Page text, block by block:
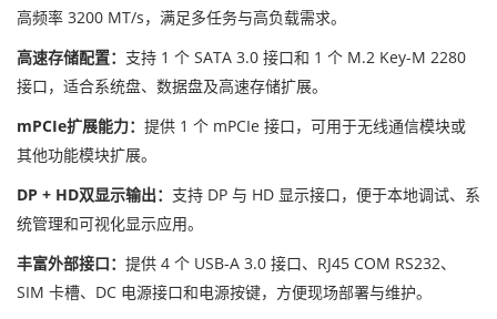
高频率 3200 MT/s，满足多任务与高负载需求。
高速存储配置： 支持 1 个 SATA 3.0 接口和 1 个 M.2 Key-M 2280
接口，适合系统盘、数据盘及高速存储扩展。
mPCIe扩展能力： 提供 1 个 mPCIe 接口，可用于无线通信模块或
其他功能模块扩展。
DP + HD双显示输出： 支持 DP 与 HD 显示接口，便于本地调试、系
统管理和可视化显示应用。
丰富外部接口： 提供 4 个 USB-A 3.0 接口、RJ45 COM RS232、
SIM 卡槽、DC 电源接口和电源按键，方便现场部署与维护。